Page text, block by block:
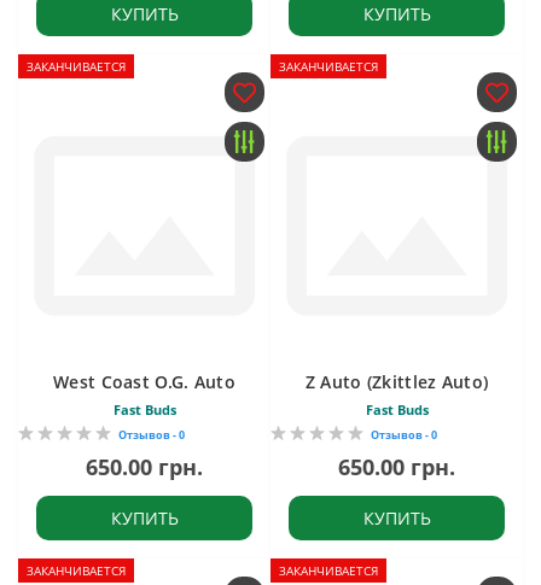
КУПИТЬ КУПИТЬ
ЗАКАНЧИВАЕТСЯ
West Coast O.G. Auto
Fast Buds
Отзывов - 0
650.00 грн.
КУПИТЬ
ЗАКАНЧИВАЕТСЯ
Z Auto (Zkittlez Auto)
Fast Buds
Отзывов - 0
650.00 грн.
КУПИТЬ
ЗАКАНЧИВАЕТСЯ ЗАКАНЧИВАЕТСЯ